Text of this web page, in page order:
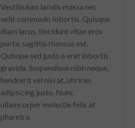
Vestibulum iaculis massa nec
velit commodo lobortis. Quisque
diam lacus, tincidunt vitae eros
porta, sagittis rhoncus est.
Quisque sed justo a erat lobortis
gravida. Suspendisse nibh neque,
hendrerit vel nisi at, ultrices
adipiscing justo. Nunc
ullamcorper molestie felis at
pharetra.